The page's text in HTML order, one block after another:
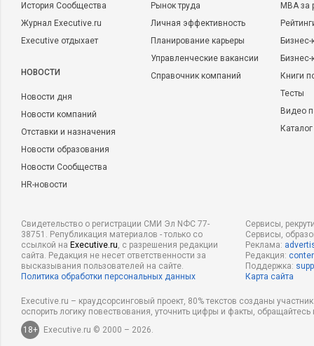
История Сообщества
Журнал Executive.ru
Executive отдыхает
НОВОСТИ
Новости дня
Новости компаний
Отставки и назначения
Новости образования
Новости Сообщества
HR-новости
Рынок труда
Личная эффективность
Планирование карьеры
Управленческие вакансии
Справочник компаний
MBA
Бизнес-
Книги
Тесты
Видео
Свидетельство о регистрации СМИ Эл NФС 77-
38751. Републикация материалов - только со
ссылкой на Executive.ru, с разрешения редакции
сайта. Редакция не несет ответственности за
высказывания пользователей на сайте.
Политика обработки персональных данных
Сервисы,
Сервисы,
Реклама:
Редакция:
Поддержка:
Карта сайта
Executive.ru – краудсорсинговый проект, 80% текстов созданы
оспорить логику повествования, уточнить цифры и факты,
18+
Executive.ru © 2000 – 2026.